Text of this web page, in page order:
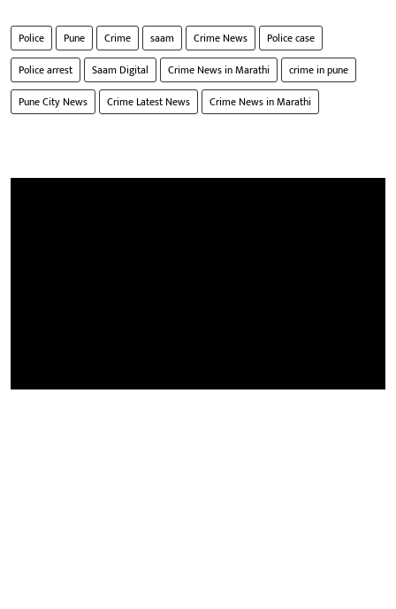
Police Pune Crime saam Crime News
Police case
Police arrest
Saam Digital Crime News in Marathi
crime in pune
Pune City News
Crime Latest News Crime News in Marathi